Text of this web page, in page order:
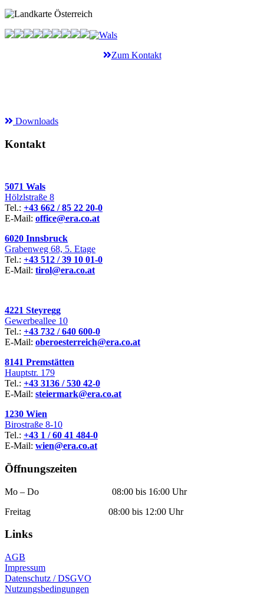
Zum Kontakt
Downloads
Kontakt
5071 Wals
Hölzlstraße 8
Tel.: +43 662 / 85 22 20-0
E-Mail: office@era.co.at
6020 Innsbruck
Grabenweg 68, 5. Etage
Tel.: +43 512 / 39 10 01-0
E-Mail: tirol@era.co.at
4221 Steyregg
Gewerbeallee 10
Tel.: +43 732 / 640 600-0
E-Mail: oberoesterreich@era.co.at
8141 Premstätten
Hauptstr. 179
Tel.: +43 3136 / 530 42-0
E-Mail: steiermark@era.co.at
1230 Wien
Birostraße 8-10
Tel.: +43 1 / 60 41 484-0
E-Mail: wien@era.co.at
Öffnungszeiten
Mo – Do 08:00 bis 16:00 Uhr
Freitag 08:00 bis 12:00 Uhr
Links
AGB
Impressum
Datenschutz / DSGVO
Nutzungsbedingungen